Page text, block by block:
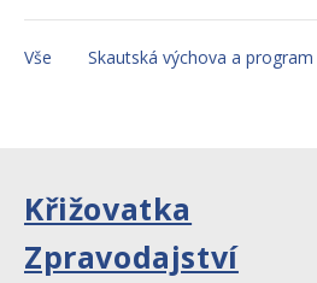
Vše Skautská výchova a program
Křižovatka
Zpravodajství